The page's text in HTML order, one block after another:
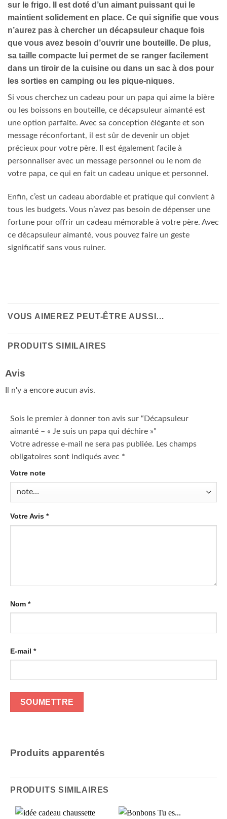
sur le frigo. Il est doté d’un aimant puissant qui le
maintient solidement en place. Ce qui signifie que vous
n’aurez pas à chercher un décapsuleur chaque fois
que vous avez besoin d’ouvrir une bouteille. De plus,
sa taille compacte lui permet de se ranger facilement
dans un tiroir de la cuisine ou dans un sac à dos pour
les sorties en camping ou les pique-niques.
Si vous cherchez un cadeau pour un papa qui aime la bière
ou les boissons en bouteille, ce décapsuleur aimanté est
une option parfaite. Avec sa conception élégante et son
message réconfortant, il est sûr de devenir un objet
précieux pour votre père. Il est également facile à
personnaliser avec un message personnel ou le nom de
votre papa, ce qui en fait un cadeau unique et personnel.
Enfin, c’est un cadeau abordable et pratique qui convient à
tous les budgets. Vous n’avez pas besoin de dépenser une
fortune pour offrir un cadeau mémorable à votre père. Avec
ce décapsuleur aimanté, vous pouvez faire un geste
significatif sans vous ruiner.
VOUS AIMEREZ PEUT-ÊTRE AUSSI…
PRODUITS SIMILAIRES
Avis
Il n'y a encore aucun avis.
Sois le premier à donner ton avis sur “Décapsuleur
aimanté – « Je suis un papa qui déchire »”
Votre adresse e-mail ne sera pas publiée. Les champs
obligatoires sont indiqués avec *
Votre note
Votre Avis *
Nom *
E-mail *
Produits apparentés
PRODUITS SIMILAIRES